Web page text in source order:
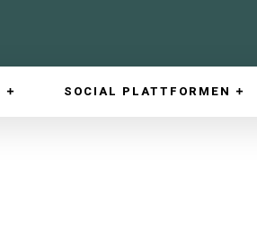
SOCIAL PLATTFORMEN